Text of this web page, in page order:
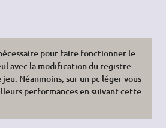
pour faire fonctionner le
avec la modification du registre
Néanmoins, sur un pc léger vous
performances en suivant cette